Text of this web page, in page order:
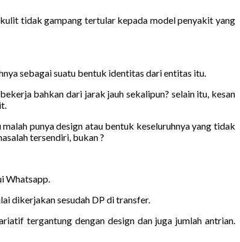
tidak gampang tertular kepada model penyakit yang
sebagai suatu bentuk identitas dari entitas itu.
bahkan dari jarak jauh sekalipun? selain itu, kesan
punya design atau bentuk keseluruhnya yang tidak
tersendiri, bukan ?
Whatsapp.
dikerjakan sesudah DP di transfer.
tergantung dengan design dan juga jumlah antrian.